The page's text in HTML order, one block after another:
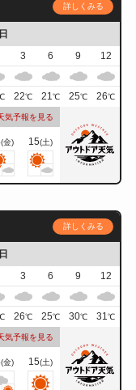
詳しくみる
3 6 9
12
22℃ 21℃ 25℃ 26℃
気予報を見る
(金) 15(土)
詳しくみる
3 6 9
12
26℃ 25℃ 30℃ 31℃
気予報を見る
(金) 15(土)